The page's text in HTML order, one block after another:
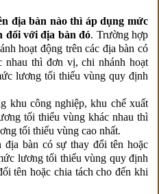
địa bàn nào thì áp dụng mức
đối với địa bàn đó. Trường hợp
hoạt động trên các địa bàn có
thì đơn vị, chi nhánh hoạt
lương tối thiểu vùng quy định
khu công nghiệp, khu chế xuất
tối thiểu vùng khác nhau thì
tối thiểu vùng cao nhất.
địa bàn có sự thay đổi tên hoặc
lương tối thiểu vùng quy định
tên hoặc chia tách cho đến khi